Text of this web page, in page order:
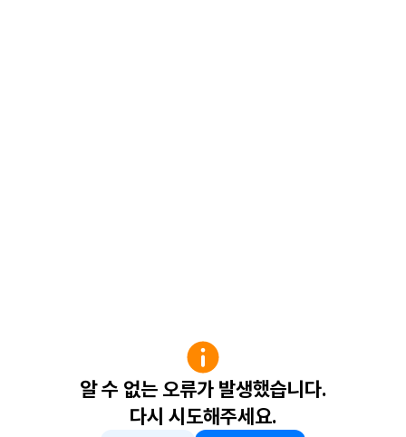
알 수 없는 오류가 발생했습니다.
다시 시도해주세요.